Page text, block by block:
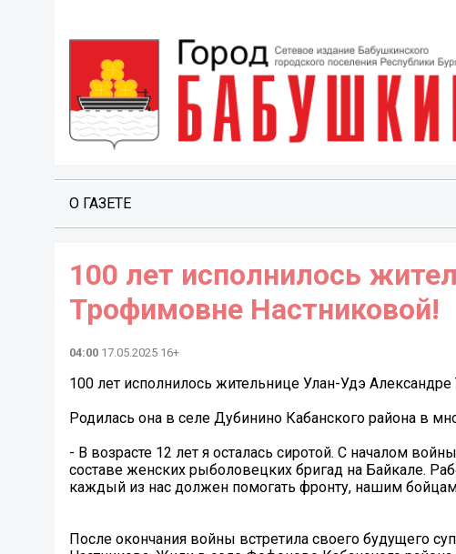
О ГАЗЕТЕ
100 лет исполнилось
Трофимовне Настниковой!
04:00 17.05.2025 16+
100 лет исполнилось жительнице Улан-Удэ
Родилась она в селе Дубинино Кабанского района в
- В возрасте 12 лет я осталась сиротой. С началом
составе женских рыболовецких бригад на Байкале.
каждый из нас должен помогать фронту, нашим
После окончания войны встретила своего будущего